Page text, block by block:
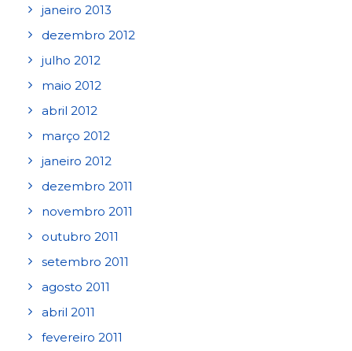
janeiro 2013
dezembro 2012
julho 2012
maio 2012
abril 2012
março 2012
janeiro 2012
dezembro 2011
novembro 2011
outubro 2011
setembro 2011
agosto 2011
abril 2011
fevereiro 2011